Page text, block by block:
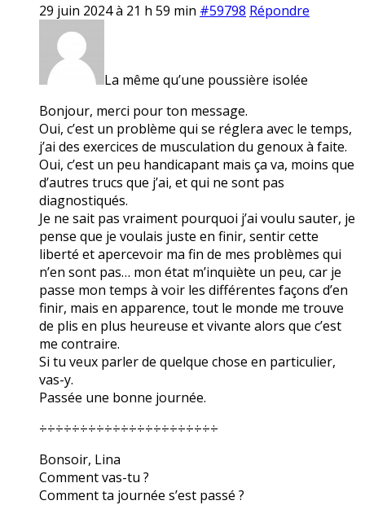
29 juin 2024 à 21 h 59 min #59798 Répondre
La même qu’une poussière isolée
Bonjour, merci pour ton message.
Oui, c’est un problème qui se réglera avec le temps,
j’ai des exercices de musculation du genoux à faite.
Oui, c’est un peu handicapant mais ça va, moins que
d’autres trucs que j’ai, et qui ne sont pas
diagnostiqués.
Je ne sait pas vraiment pourquoi j’ai voulu sauter, je
pense que je voulais juste en finir, sentir cette
liberté et apercevoir ma fin de mes problèmes qui
n’en sont pas… mon état m’inquiète un peu, car je
passe mon temps à voir les différentes façons d’en
finir, mais en apparence, tout le monde me trouve
de plis en plus heureuse et vivante alors que c’est
me contraire.
Si tu veux parler de quelque chose en particulier,
vas-y.
Passée une bonne journée.
÷÷÷÷÷÷÷÷÷÷÷÷÷÷÷÷÷÷÷÷÷÷
Bonsoir, Lina
Comment vas-tu ?
Comment ta journée s’est passé ?